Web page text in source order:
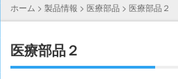
ホーム > 製品情報 > 医療部品 > 医療部品２
医療部品２